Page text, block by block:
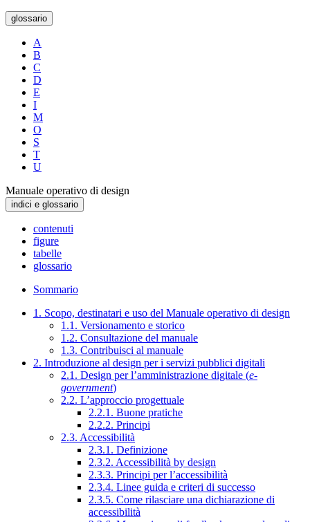
glossario
A
B
C
D
E
I
M
O
S
T
U
Manuale operativo di design
indici e glossario
contenuti
figure
tabelle
glossario
Sommario
1. Scopo, destinatari e uso del Manuale operativo di design
1.1. Versionamento e storico
1.2. Consultazione del manuale
1.3. Contribuisci al manuale
2. Introduzione al design per i servizi pubblici digitali
2.1. Design per l’amministrazione digitale (e-
government)
2.2. L’approccio progettuale
2.2.1. Buone pratiche
2.2.2. Principi
2.3. Accessibilità
2.3.1. Definizione
2.3.2. Accessibilità by design
2.3.3. Principi per l’accessibilità
2.3.4. Linee guida e criteri di successo
2.3.5. Come rilasciare una dichiarazione di
accessibilità